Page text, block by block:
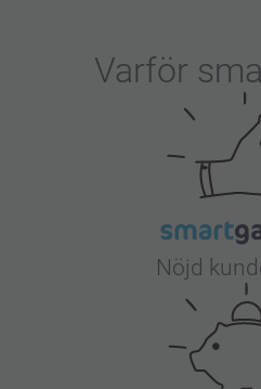
Varför
Nöjd